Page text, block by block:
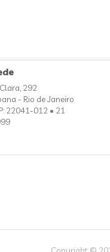
292
- Rio de Janeiro
22041-012 • 21